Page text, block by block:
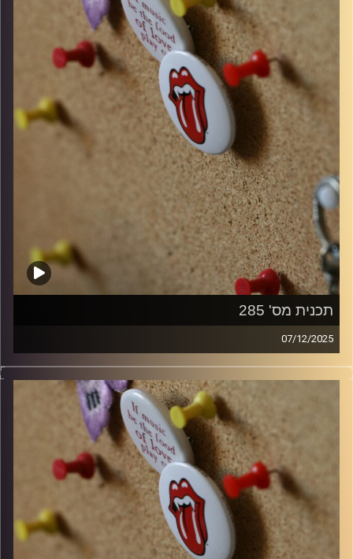
תכנית מס' 285
07/12/2025
קלאסיקות רוק עם אורן הוף
włodi